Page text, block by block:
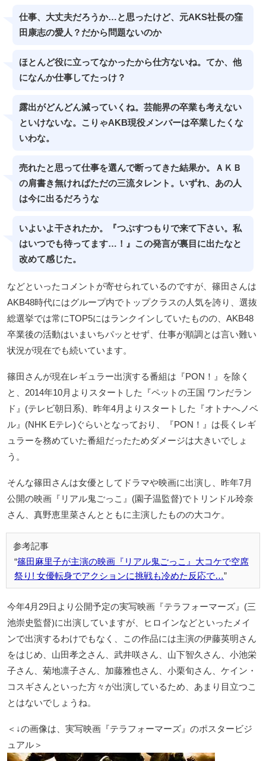
仕事、大丈夫だろうか…と思ったけど、元AKS社長の窪
田康志の愛人？だから問題ないのか
ほとんど役に立ってなかったから仕方ないね。てか、他
になんか仕事してたっけ？
露出がどんどん減っていくね。芸能界の卒業も考えない
といけないな。こりゃAKB現役メンバーは卒業したくな
いわな。
売れたと思って仕事を選んで断ってきた結果か。ＡＫＢ
の肩書き無ければただの三流タレント。いずれ、あの人
は今に出るだろうな
いよいよ干されたか。『つぶすつもりで来て下さい。私
はいつでも待ってます…！』この発言が裏目に出たなと
改めて感じた。
などといったコメントが寄せられているのですが、篠田さんは
AKB48時代にはグループ内でトップクラスの人気を誇り、選抜
総選挙では常にTOP5にはランクインしていたものの、AKB48
卒業後の活動はいまいちパッとせず、仕事が順調とは言い難い
状況が現在でも続いています。
篠田さんが現在レギュラー出演する番組は『PON！』を除く
と、2014年10月よりスタートした『ペットの王国 ワンだラン
ド』(テレビ朝日系)、昨年4月よりスタートした『オトナへノベ
ル』(NHK Eテレ)ぐらいとなっており、『PON！』は長くレギ
ュラーを務めていた番組だったためダメージは大きいでしょ
う。
そんな篠田さんは女優としてドラマや映画に出演し、昨年7月
公開の映画『リアル鬼ごっこ』(園子温監督)でトリンドル玲奈
さん、真野恵里菜さんとともに主演したものの大コケ。
篠田麻里子が主演の映画『リアル鬼ごっこ』大コケで空席
祭り! 女優転身でアクションに挑戦も冷めた反応で…
今年4月29日より公開予定の実写映画『テラフォーマーズ』(三
池崇史監督)に出演していますが、ヒロインなどといったメイ
ンで出演するわけでもなく、この作品には主演の伊藤英明さん
をはじめ、山田孝之さん、武井咲さん、山下智久さん、小池栄
子さん、菊地凛子さん、加藤雅也さん、小栗旬さん、ケイン・
コスギさんといった方々が出演しているため、あまり目立つこ
とはないでしょうね。
＜↓の画像は、実写映画『テラフォーマーズ』のポスタービジ
ュアル＞